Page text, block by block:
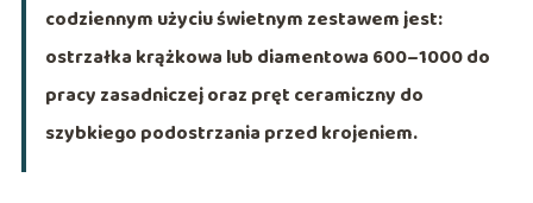
codziennym użyciu świetnym zestawem jest:
ostrzałka krążkowa lub diamentowa 600–1000 do
pracy zasadniczej oraz pręt ceramiczny do
szybkiego podostrzania przed krojeniem.